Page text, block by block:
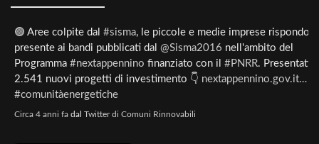
🟢 Aree colpite dal #sisma, le piccole e medie imprese rispondo
presente ai bandi pubblicati dal @Sisma2016nell'ambito del
Programma#nextappenninofinanziato con il #PNRR. Presentati
2.541 nuovi progetti di investimento 👇 nextappennino.gov.it…
#comunitàenergetiche
Circa 4 anni fadal Twitter di Comuni Rinnovabili